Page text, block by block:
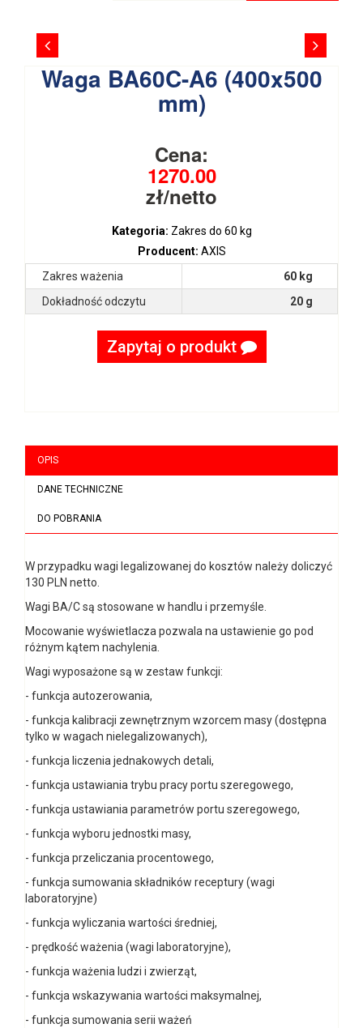
Waga BA60C-A6 (400x500
mm)
Cena:
1270.00
zł/netto
Kategoria: Zakres do 60 kg
Producent: AXIS
Zakres ważenia
60 kg
Dokładność odczytu
20 g
Zapytaj o produkt
OPIS
DANE TECHNICZNE
DO POBRANIA
W przypadku wagi legalizowanej do kosztów należy doliczyć
130 PLN netto.
Wagi BA/C są stosowane w handlu i przemyśle.
Mocowanie wyświetlacza pozwala na ustawienie go pod
różnym kątem nachylenia.
Wagi wyposażone są w zestaw funkcji:
- funkcja autozerowania,
- funkcja kalibracji zewnętrznym wzorcem masy (dostępna
tylko w wagach nielegalizowanych),
- funkcja liczenia jednakowych detali,
- funkcja ustawiania trybu pracy portu szeregowego,
- funkcja ustawiania parametrów portu szeregowego,
- funkcja wyboru jednostki masy,
- funkcja przeliczania procentowego,
- funkcja sumowania składników receptury (wagi
laboratoryjne)
- funkcja wyliczania wartości średniej,
- prędkość ważenia (wagi laboratoryjne),
- funkcja ważenia ludzi i zwierząt,
- funkcja wskazywania wartości maksymalnej,
- funkcja sumowania serii ważeń